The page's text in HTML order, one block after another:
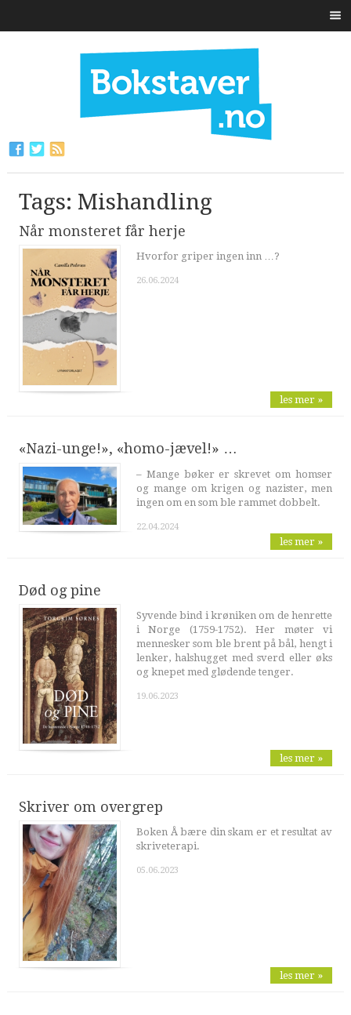
Tags: Mishandling
Når monsteret får herje
Hvorfor griper ingen inn …?
26.06.2024
les mer »
«Nazi-unge!», «homo-jævel!» …
– Mange bøker er skrevet om homser
og mange om krigen og nazister, men
ingen om en som ble rammet dobbelt.
22.04.2024
les mer »
Død og pine
Syvende bind i krøniken om de henrette
i Norge (1759-1752). Her møter vi
mennesker som ble brent på bål, hengt i
lenker, halshugget med sverd eller øks
og knepet med glødende tenger.
19.06.2023
les mer »
Skriver om overgrep
Boken Å bære din skam er et resultat av
skriveterapi.
05.06.2023
les mer »